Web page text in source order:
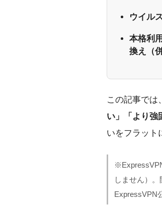
ウイル
本格利
換え（
この記事では
い」「より強
いをフラット
しません）
ExpressVPN